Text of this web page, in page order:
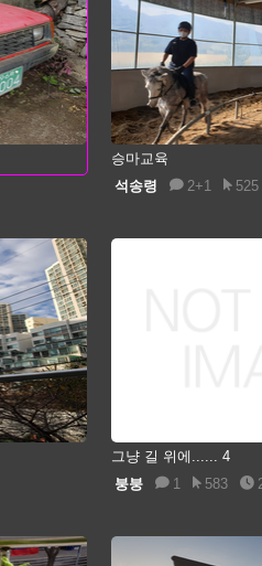
승마교육
석송령
2+1 525
그냥 길 위에...... 4
붕붕
1 583